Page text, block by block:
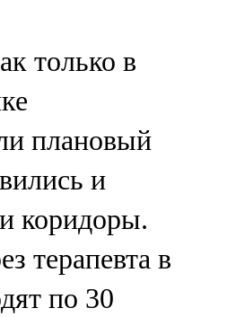
только в
плановый
и
коридоры.
терапевта в
по 30